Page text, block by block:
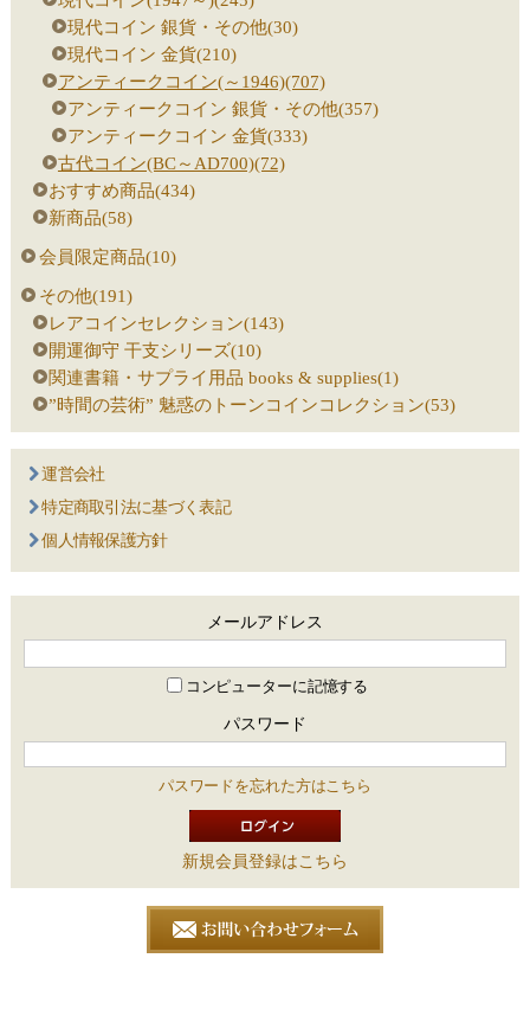
現代コイン 銀貨・その他(30)
現代コイン 金貨(210)
アンティークコイン(～1946)(707)
アンティークコイン 銀貨・その他(357)
アンティークコイン 金貨(333)
古代コイン(BC～AD700)(72)
おすすめ商品(434)
新商品(58)
会員限定商品(10)
その他(191)
レアコインセレクション(143)
開運御守 干支シリーズ(10)
関連書籍・サプライ用品 books & supplies(1)
”時間の芸術” 魅惑のトーンコインコレクション(53)
運営会社
特定商取引法に基づく表記
個人情報保護方針
メールアドレス
コンピューターに記憶する
パスワード
パスワードを忘れた方はこちら
新規会員登録はこちら